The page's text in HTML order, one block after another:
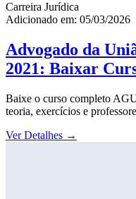
Carreira Jurídica
Adicionado em: 05/03/2026
Advogado da
2021: Baixar
Baixe o curso completo
teoria, exercícios e
Ver Detalhes →